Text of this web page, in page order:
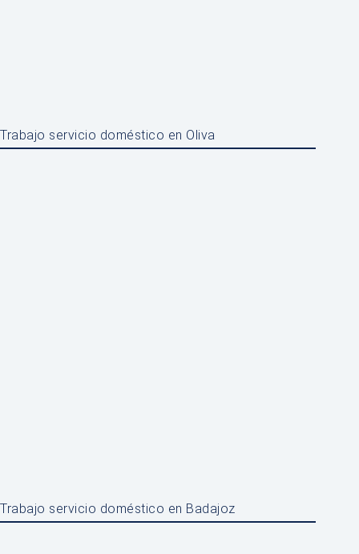
Trabajo servicio doméstico en Oliva
Trabajo servicio doméstico en Badajoz